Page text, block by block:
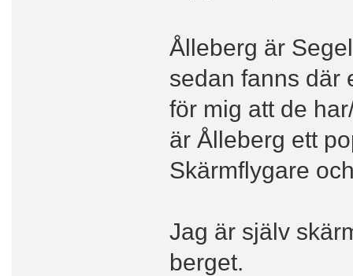
Ålleberg är
sedan fanns där
för mig att de
är Ålleberg ett
Skärmflygare
Jag är själv
berget.